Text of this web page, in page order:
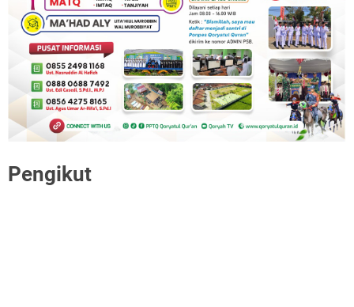
Pengikut